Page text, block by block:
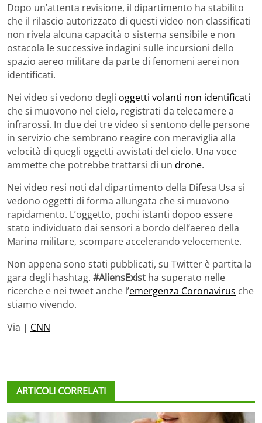
Dopo un’attenta revisione, il dipartimento ha stabilito
che il rilascio autorizzato di questi video non classificati
non rivela alcuna capacità o sistema sensibile e non
ostacola le successive indagini sulle incursioni dello
spazio aereo militare da parte di fenomeni aerei non
identificati.
Nei video si vedono degli oggetti volanti non identificati
che si muovono nel cielo, registrati da telecamere a
infrarossi. In due dei tre video si sentono delle persone
in servizio che sembrano reagire con meraviglia alla
velocità di quegli oggetti avvistati del cielo. Una voce
ammette che potrebbe trattarsi di un drone.
Nei video resi noti dal dipartimento della Difesa Usa si
vedono oggetti di forma allungata che si muovono
rapidamento. L’oggetto, pochi istanti dopoo essere
stato individuato dai sensori a bordo dell’aereo della
Marina militare, scompare accelerando velocemente.
Non appena sono stati pubblicati, su Twitter è partita la
gara degli hashtag. #AliensExist ha superato nelle
ricerche e nei tweet anche l’emergenza Coronavirus che
stiamo vivendo.
Via | CNN
ARTICOLI CORRELATI